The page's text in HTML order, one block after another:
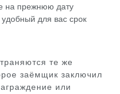
на прежнюю дату
для вас срок
те же
заёмщик заключил
или